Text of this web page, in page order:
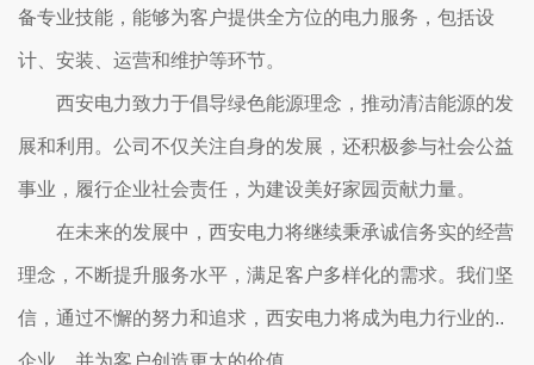
备专业技能，能够为客户提供全方位的电力服务，包括设
计、安装、运营和维护等环节。
西安电力致力于倡导绿色能源理念，推动清洁能源的发
展和利用。公司不仅关注自身的发展，还积极参与社会公益
事业，履行企业社会责任，为建设美好家园贡献力量。
在未来的发展中，西安电力将继续秉承诚信务实的经营
理念，不断提升服务水平，满足客户多样化的需求。我们坚
信，通过不懈的努力和追求，西安电力将成为电力行业的..
企业，并为客户创造更大的价值。